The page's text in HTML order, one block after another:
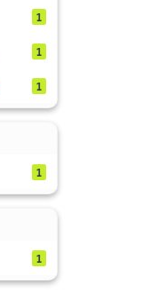
1
1
1
1
1